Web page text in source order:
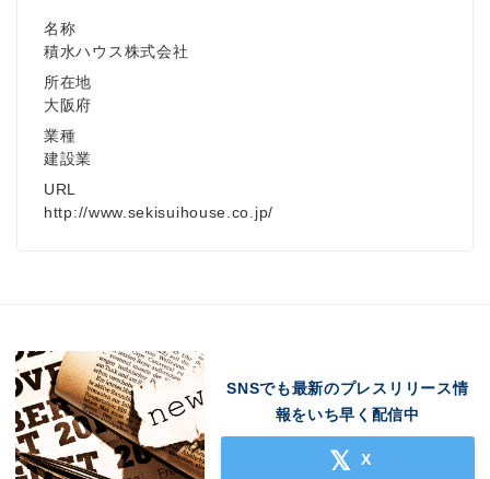
名称
積水ハウス株式会社
所在地
大阪府
業種
建設業
URL
http://www.sekisuihouse.co.jp/
SNSでも最新のプレスリリース情
報をいち早く配信中
X
Japanese